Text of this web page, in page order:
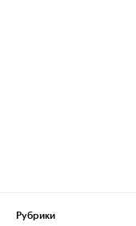
Рубрики